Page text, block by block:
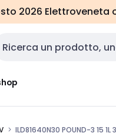
2026 Elettroveneta
input
ILD81640N30 POUND-3 15 1L